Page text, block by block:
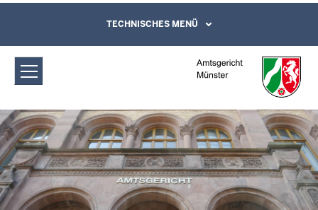
Amtsgericht Münster: Sitzungstermine
Direkt zum Inhalt
Leichte Sprache, Gebärdensprachenvideo
und Kontaktformular
TECHNISCHES MENÜ